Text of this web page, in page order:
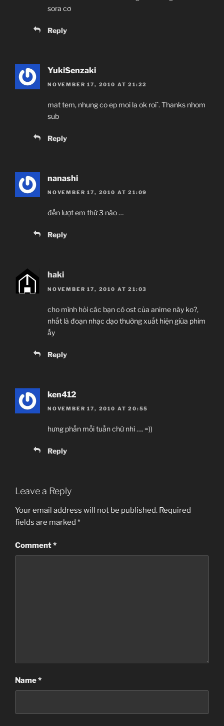
sora cơ
Reply
YukiSenzaki
NOVEMBER 17, 2010 AT 21:22
mat tem, nhung co ep moi la ok roi`. Thanks nhom
sub
Reply
nanashi
NOVEMBER 17, 2010 AT 21:09
đến lượt em thứ 3 nào …
Reply
haki
NOVEMBER 17, 2010 AT 21:03
cho mình hỏi các bạn có ost của anime này ko?,
nhất là đoạn nhạc dạo thường xuất hiện giữa phim
ấy
Reply
ken412
NOVEMBER 17, 2010 AT 20:55
hưng phấn mỗi tuần chứ nhỉ …. =))
Reply
Leave a Reply
Your email address will not be published. Required
fields are marked *
Comment*
Name*